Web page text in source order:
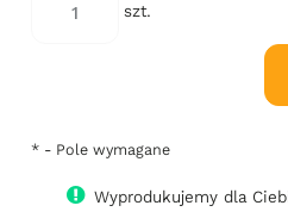
koloru: szt.
* - Pole wymagane
Wyprodukujemy dla